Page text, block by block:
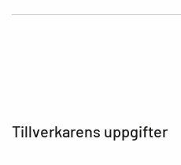
Tillverkarens uppgifter